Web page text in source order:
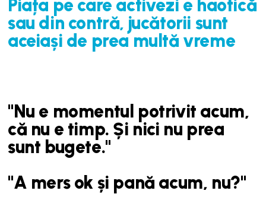
Piața pe care activezi e haotică
sau din contră, jucătorii sunt
aceiași de prea multă vreme
"Nu e momentul potrivit acum,
că nu e timp. Și nici nu prea
sunt bugete."
"A mers ok și pană acum, nu?"